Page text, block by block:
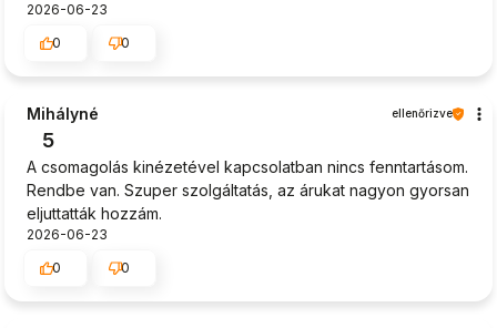
2026-06-23
0
0
Mihályné ellenőrizve
5
A csomagolás kinézetével kapcsolatban nincs fenntartásom.
Rendbe van. Szuper szolgáltatás, az árukat nagyon gyorsan
eljuttatták hozzám.
2026-06-23
0
0